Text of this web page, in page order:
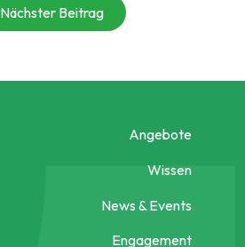
Nächster Beitrag
Angebote
Wissen
News & Events
Engagement